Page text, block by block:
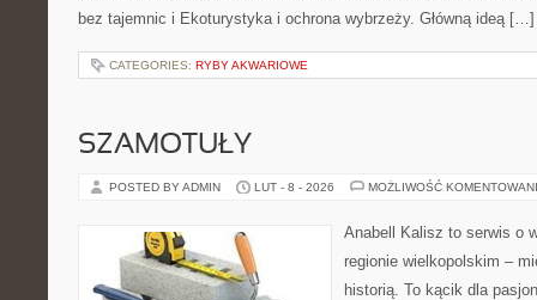
bez tajemnic i Ekoturystyka i ochrona wybrzeży. Główną ideą […]
CATEGORIES: RYBY AKWARIOWE
SZAMOTUŁY
POSTED BY ADMIN LUT - 8 - 2026 MOŻLIWOŚĆ
Anabell Kalisz to serwis o
regionie wielkopolskim –
historią. To kącik dla